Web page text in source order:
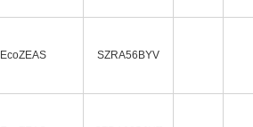
EcoZEAS SZRA56BYV